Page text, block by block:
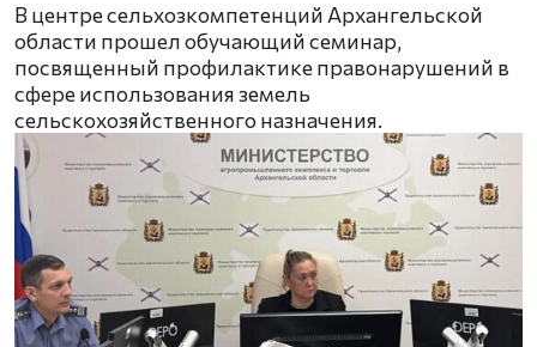
В центре сельхозкомпетенций Архангельской
области прошел обучающий семинар,
посвященный профилактике правонарушений в
сфере использования земель
сельскохозяйственного назначения.